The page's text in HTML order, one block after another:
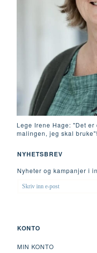
Lege Irene Hage: "Det
malingen, jeg skal bruke"!
NYHETSBREV
Nyheter og kampanjer i
SKRIV
INN
KONTO
MIN KONTO